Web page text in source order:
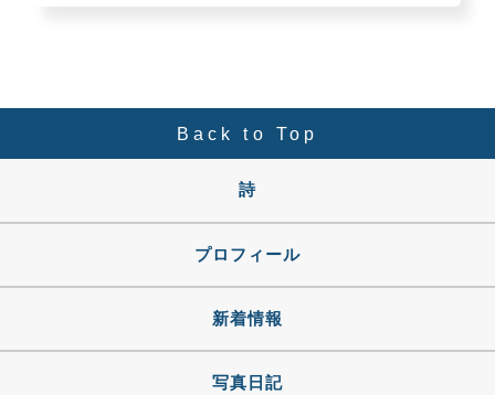
Back to Top
詩
プロフィール
新着情報
写真日記